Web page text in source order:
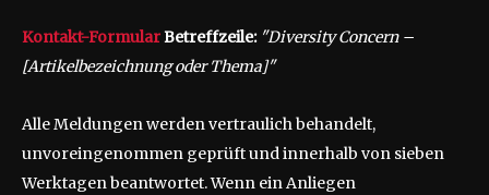
Kontakt-FormularBetreffzeile: "Diversity Concern –
[Artikelbezeichnung oder Thema]"
Alle Meldungen werden vertraulich behandelt,
unvoreingenommen geprüft und innerhalb von sieben
Werktagen beantwortet. Wenn ein Anliegen